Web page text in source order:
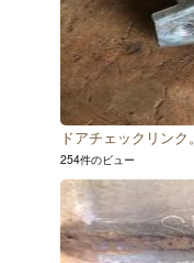
ドアチェックリンク。
254件のビュー